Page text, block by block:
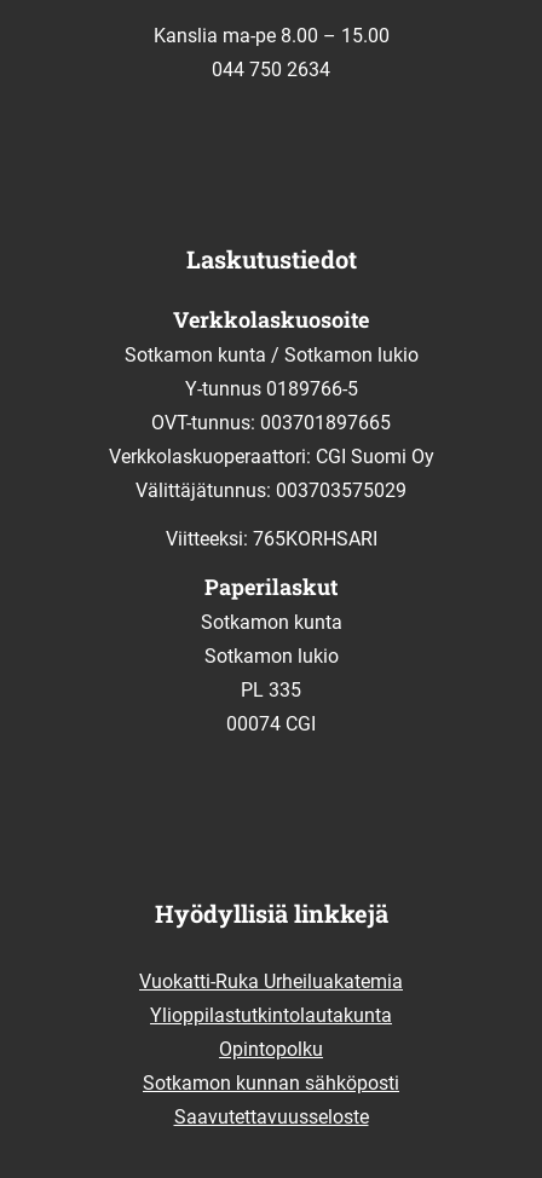
Kanslia ma-pe 8.00 – 15.00
044 750 2634
Laskutustiedot
Verkkolaskuosoite
Sotkamon kunta / Sotkamon lukio
Y-tunnus 0189766-5
OVT-tunnus: 003701897665
Verkkolaskuoperaattori: CGI Suomi Oy
Välittäjätunnus: 003703575029
Viitteeksi: 765KORHSARI
Paperilaskut
Sotkamon kunta
Sotkamon lukio
PL 335
00074 CGI
Hyödyllisiä linkkejä
Vuokatti-Ruka Urheiluakatemia
Ylioppilastutkintolautakunta
Opintopolku
Sotkamon kunnan sähköposti
Saavutettavuusseloste